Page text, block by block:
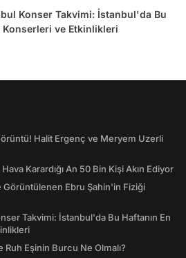
Konser Takvimi: İstanbul'da Bu
Konserleri ve Etkinlikleri
Halit Ergenç ve Meryem Uzerli
Karardığı An 50 Bin Kişi Akın Ediyor
Görüntülenen Ebru Şahin'in Fiziği
Takvimi: İstanbul'da Bu Haftanın En
Ruh Eşinin Burcu Ne Olmalı?